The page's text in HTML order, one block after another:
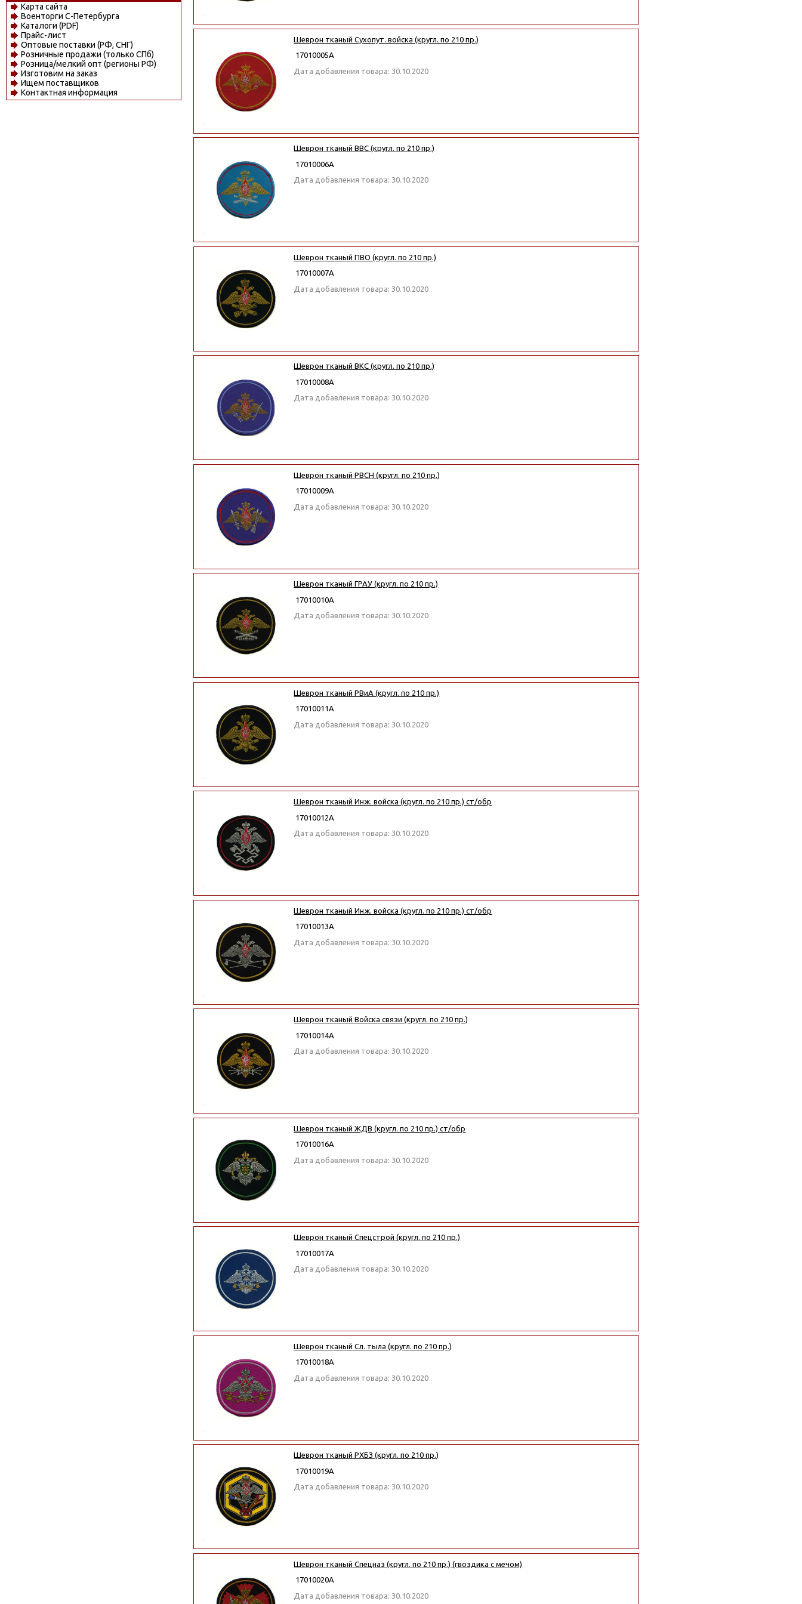
Карта сайта
Военторги С-Петербурга
Каталоги (PDF)
Прайс-лист
Оптовые поставки (РФ, СНГ)
Розничные продажи (только СПб)
Розница/мелкий опт (регионы РФ)
Изготовим на заказ
Ищем поставщиков
Контактная информация
Шеврон тканый Сухопут. войска (кругл. по 210 пр.)
17010005А
Дата добавления товара: 30.10.2020
Шеврон тканый ВВС (кругл. по 210 пр.)
17010006А
Дата добавления товара: 30.10.2020
Шеврон тканый ПВО (кругл. по 210 пр.)
17010007А
Дата добавления товара: 30.10.2020
Шеврон тканый ВКС (кругл. по 210 пр.)
17010008А
Дата добавления товара: 30.10.2020
Шеврон тканый РВСН (кругл. по 210 пр.)
17010009А
Дата добавления товара: 30.10.2020
Шеврон тканый ГРАУ (кругл. по 210 пр.)
17010010А
Дата добавления товара: 30.10.2020
Шеврон тканый РВиА (кругл. по 210 пр.)
17010011А
Дата добавления товара: 30.10.2020
Шеврон тканый Инж. войска (кругл. по 210 пр.) ст/обр
17010012А
Дата добавления товара: 30.10.2020
Шеврон тканый Инж. войска (кругл. по 210 пр.) ст/обр
17010013А
Дата добавления товара: 30.10.2020
Шеврон тканый Войска связи (кругл. по 210 пр.)
17010014А
Дата добавления товара: 30.10.2020
Шеврон тканый ЖДВ (кругл. по 210 пр.) ст/обр
17010016А
Дата добавления товара: 30.10.2020
Шеврон тканый Спецстрой (кругл. по 210 пр.)
17010017А
Дата добавления товара: 30.10.2020
Шеврон тканый Сл. тыла (кругл. по 210 пр.)
17010018А
Дата добавления товара: 30.10.2020
Шеврон тканый РХБЗ (кругл. по 210 пр.)
17010019А
Дата добавления товара: 30.10.2020
Шеврон тканый Спецназ (кругл. по 210 пр.) (гвоздика с мечом)
17010020А
Дата добавления товара: 30.10.2020